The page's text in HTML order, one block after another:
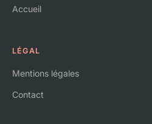
Accueil
LÉGAL
Mentions légales
Contact